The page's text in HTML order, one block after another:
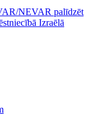
NEVAR palīdzēt
Izraēlā